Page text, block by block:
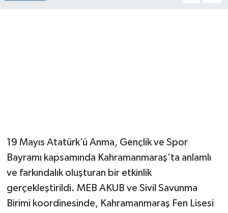
19 Mayıs Atatürk’ü Anma, Gençlik ve Spor
Bayramı kapsamında Kahramanmaraş’ta anlamlı
ve farkındalık oluşturan bir etkinlik
gerçekleştirildi. MEB AKUB ve Sivil Savunma
Birimi koordinesinde, Kahramanmaraş Fen Lisesi